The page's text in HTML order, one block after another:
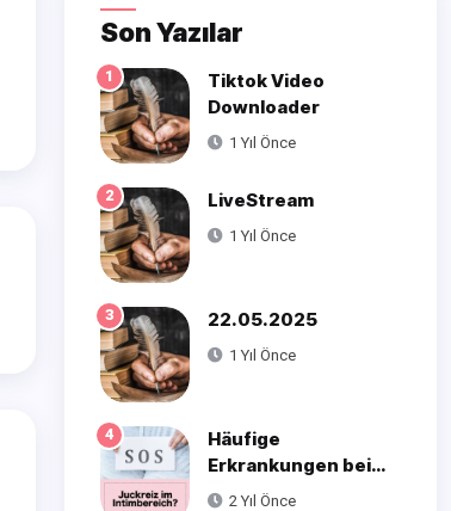
Son Yazılar
1
Tiktok Video
Downloader
1 Yıl Önce
2 LiveStream
1 Yıl Önce
3 22.05.2025
1 Yıl Önce
4
Häufige
Erkrankungen bei
Frauen
2 Yıl Önce